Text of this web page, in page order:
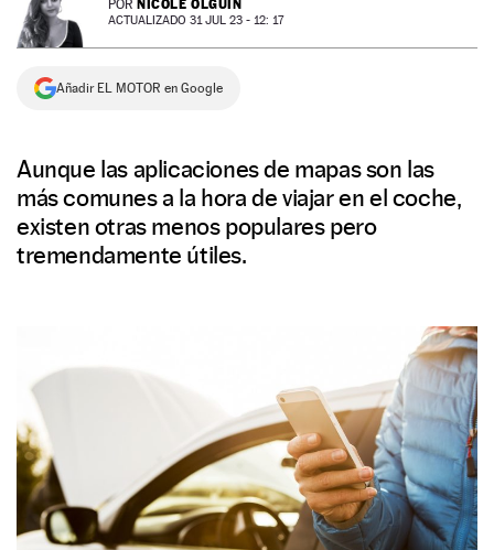
NEWSLETTER
SÍGUENOS
POR NICOLE OLGUÍN
ACTUALIZADO 31 JUL 23 - 12: 17
Añadir EL MOTOR en Google
Aunque las aplicaciones de mapas son las
más comunes a la hora de viajar en el coche,
existen otras menos populares pero
tremendamente útiles.